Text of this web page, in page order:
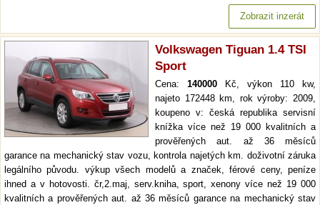
Zobrazit inzerát
Volkswagen Tiguan 1.4 TSI
Sport
Cena: 140000 Kč, výkon 110 kw,
najeto 172448 km, rok výroby: 2009,
koupeno v: česká republika servisní
knížka více než 19 000 kvalitních a
prověřených aut. až 36 měsíců
garance na mechanický stav vozu, kontrola najetých km. doživotní záruka
legálního původu. výkup všech modelů a značek, férové ceny, peníze
ihned a v hotovosti. čr,2.maj, serv.kniha, sport, xenony více než 19 000
kvalitních a prověřených aut. až 36 měsíců garance na mechanický stav